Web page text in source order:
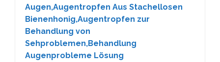
Augen,Augentropfen Aus Stachellosen
Bienenhonig,Augentropfen zur
Behandlung von
Sehproblemen,Behandlung
Augenprobleme Lösung